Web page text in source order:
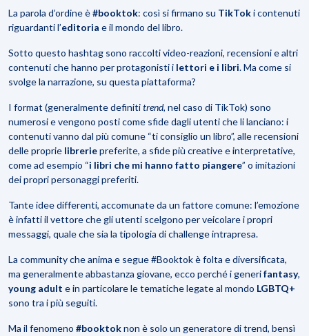
La parola d’ordine è#booktok: così si firmano su TikToki contenuti
riguardanti l’editoria e il mondo del libro.
Sotto questo hashtag sono raccolti video-reazioni, recensioni e altri
contenuti che hanno per protagonisti i lettori e i libri. Ma come si
svolge la narrazione, su questa piattaforma?
I format (generalmente definititrend, nel caso di TikTok) sono
numerosi e vengono posti come sfide dagli utenti che li lanciano: i
contenuti vanno dal più comune “ti consiglio un libro”, alle recensioni
delle proprie libreriepreferite, a sfide più creative e interpretative,
come ad esempio “i libri che mi hanno fatto piangere” o imitazioni
dei propri personaggi preferiti.
Tante idee differenti, accomunate da un fattore comune: l’emozione
è infatti il vettore che gli utenti scelgono per veicolare i propri
messaggi, quale che sia la tipologia di challenge intrapresa.
La community che anima e segue #Booktok è folta e diversificata,
ma generalmente abbastanza giovane, ecco perché i generifantasy,
young adult e in particolare le tematiche legate al mondo LGBTQ+
sono tra i più seguiti.
Ma il fenomeno #booktoknon è solo un generatore di trend, bensì